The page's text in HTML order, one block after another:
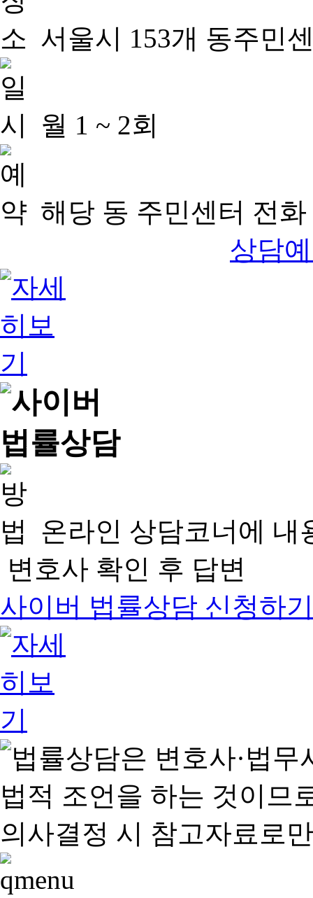
서울시 153개 동주민
월 1 ~ 2회
해당 동 주민센터 전
상담
온라인 상담코너에 내
변호사 확인 후 답변
사이버 법률상담 신청하기